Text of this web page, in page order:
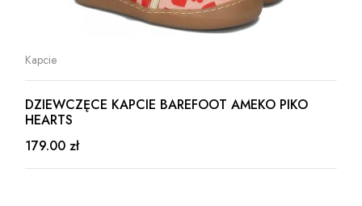
Kapcie
DZIEWCZĘCE KAPCIE BAREFOOT AMEKO PIKO
HEARTS
179.00 zł